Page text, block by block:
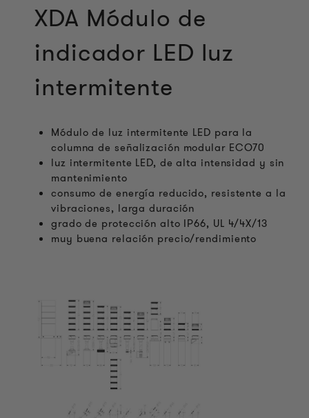
XDA Módulo de
indicador LED luz
intermitente
Módulo de luz intermitente LED para la
columna de señalización modular ECO70
luz intermitente LED, de alta intensidad y sin
mantenimiento
consumo de energía reducido, resistente a la
vibraciones, larga duración
grado de protección alto IP66, UL 4/4X/13
muy buena relación precio/rendimiento